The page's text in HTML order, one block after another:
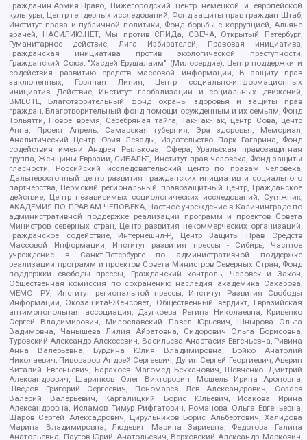
Гражданин.Армия.Право, Нижегородский центр немецкой и европейской
культуры, Центр гендерных исследований, Фонд защиты прав граждан Штаб,
Институт права и публичной политики, Фонд борьбы с коррупцией, Альянс
врачей, НАСИЛИЮ.НЕТ, Мы против СПИДа, СВЕЧА, Открытый Петербург,
Гуманитарное действие, Лига Избирателей, Правовая инициатива,
Гражданская инициатива против экологической преступности,
Гражданский Союз, "Хасдей Ерушалаим" (Милосердие), Центр поддержки и
содействия развитию средств массовой информации, В защиту прав
заключенных, Горячая Линия, Центр социально-информационных
инициатив Действие, Институт глобализации и социальных движений,
ВМЕСТЕ, Благотворительный фонд охраны здоровья и защиты прав
граждан, Благотворительный фонд помощи осужденным и их семьям, Фонд
Тольятти, Новое время, Серебряная тайга, Так-Так-Так, центр Сова, центр
Анна, Проект Апрель, Самарская губерния, Эра здоровья, Мемориал,
Аналитический Центр Юрия Левады, Издательство Парк Гагарина, Фонд
содействия имени Андрея Рылькова, Сфера, Уральская правозащитная
группа, Женщины Евразии, СИБАЛЬТ, Институт прав человека, Фонд защиты
гласности, Российский исследовательский центр по правам человека,
Дальневосточный центр развития гражданских инициатив и социального
партнерства, Пермский региональный правозащитный центр, Гражданское
действие, Центр независимых социологических исследований, Сутяжник,
АКАДЕМИЯ ПО ПРАВАМ ЧЕЛОВЕКА, Частное учреждение в Калининграде по
административной поддержке реализации программ и проектов Совета
Министров северных стран, Центр развития некоммерческих организаций,
Гражданское содействие, Интернешнл-Р, Центр Защиты Прав Средств
Массовой Информации, Институт развития прессы - Сибирь, Частное
учреждение в Санкт-Петербурге по административной поддержке
реализации программ и проектов Совета Министров Северных Стран, Фонд
поддержки свободы прессы, Гражданский контроль, Человек и Закон,
Общественная комиссия по сохранению наследия академика Сахарова,
МЕМО. РУ, Институт региональной прессы, Институт Развития Свободы
Информации, Экозащита!-Женсовет, Общественный вердикт, Евразийская
антимонопольная ассоциация, Дзугкоева Регина Николаевна, Кривенко
Сергей Владимирович, Милославский Павел Юрьевич, Шнырова Ольга
Вадимовна, Чанышева Лилия Айратовна, Сидорович Ольга Борисовна,
Туровский Александр Алексеевич, Васильева Анастасия Евгеньевна, Ривина
Анна Валерьевна, Бурдина Юлия Владимировна, Бойко Анатолий
Николаевич, Пивоваров Андрей Сергеевич, Дугин Сергей Георгиевич, Аверин
Виталий Евгеньевич, Барахоев Магомед Бекханович, Шевченко Дмитрий
Александрович, Шарипков Олег Викторович, Мошель Ирина Ароновна,
Шведов Григорий Сергеевич, Пономарев Лев Александрович, Созаев
Валерий Валерьевич, Каргалицкий Борис Юльевич, Исакова Ирина
Александровна, Исламов Тимур Рифгатович, Романова Ольга Евгеньевна,
Щаров Сергей Алексадрович, Цирульников Борис Альбертович, Халидова
Марина Владимировна, Людевиг Марина Зариевна, Федотова Галина
Анатольевна, Паутов Юрий Анатольевич, Верховский Александр Маркович,